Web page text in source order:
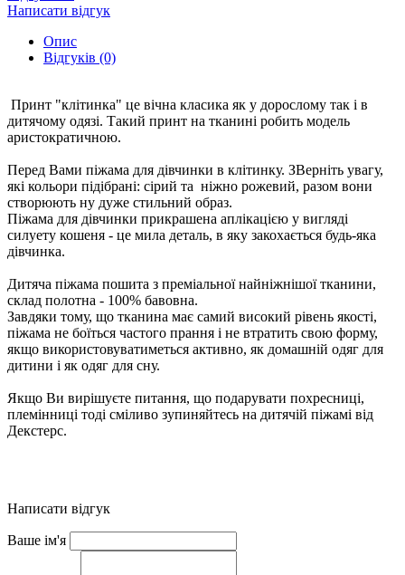
Написати відгук
Опис
Відгуків (0)
Принт "клітинка" це вічна класика як у дорослому так і в
дитячому одязі. Такий принт на тканині робить модель
аристократичною.
Перед Вами піжама для дівчинки в клітинку. ЗВерніть увагу,
які кольори підібрані: сірий та ніжно рожевий, разом вони
створюють ну дуже стильний образ.
Піжама для дівчинки прикрашена аплікацією у вигляді
силуету кошеня - це мила деталь, в яку закохається будь-яка
дівчинка.
Дитяча піжама пошита з преміальної найніжнішої тканини,
склад полотна - 100% бавовна.
Завдяки тому, що тканина має самий високий рівень якості,
піжама не боїться частого прання і не втратить свою форму,
якщо використовуватиметься активно, як домашній одяг для
дитини і як одяг для сну.
Якщо Ви вирішуєте питання, що подарувати похресниці,
племінниці тоді сміливо зупиняйтесь на дитячій піжамі від
Декстерс.
Написати відгук
Ваше ім'я